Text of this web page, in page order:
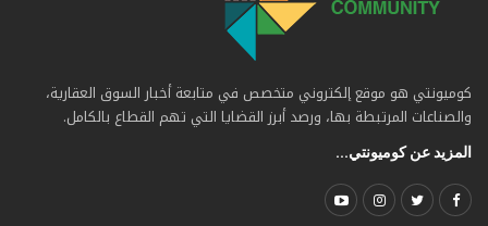
كوميونتي هو موقع إلكتروني متخصص في متابعة أخبار السوق العقارية،
والصناعات المرتبطة بها، ورصد أبرز القضايا التي تهم القطاع بالكامل.
المزيد عن كوميونتي...